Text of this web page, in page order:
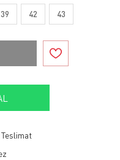
39 42 43
Teslimat